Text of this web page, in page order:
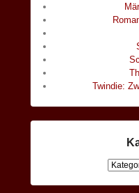
Twindie: